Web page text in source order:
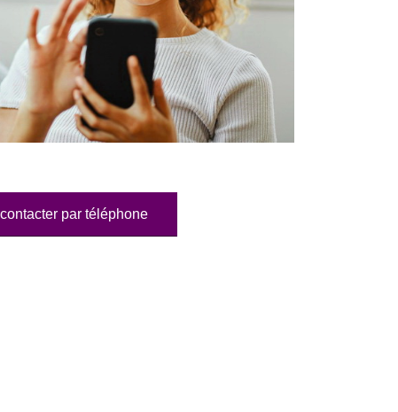
par téléphone